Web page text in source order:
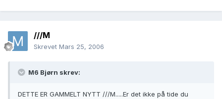
///M
Skrevet Mars 25, 2006
M6 Bjørn skrev:
DETTE ER GAMMELT NYTT ///M.....Er det ikke på tide du